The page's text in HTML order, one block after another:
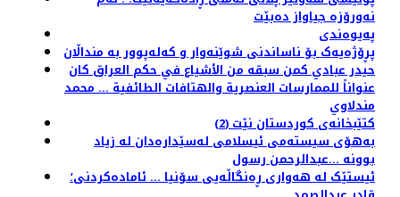
نەورۆزە جیاواز دەبێت
پەیوەندی
پڕۆژەیەک بۆ ناساندنی شوێنەوار و کەلەپوور بە منداڵان
حيدر عبادي كمن سبقه من الأشياع في حكم العراق كان
عنواناً للممارسات العنصرية والهتافات الطائفية ... محمد
مندلاوي
كتێبخانه‌ی كوردستان نێت (2)
بەهۆى سیستەمى ئیسلامى لەسێدارەدان لە زیاد
بوونە ...عبدالرحمن رسول
ئیستێک له‌ هه‌واری ڕه‌نگاڵه‌یی سۆنیا ... ئاماده‌کردنی؛